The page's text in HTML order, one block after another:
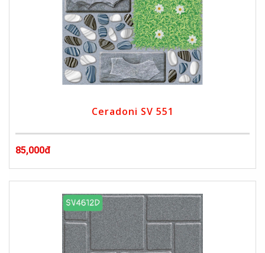
Ceradoni SV 551
85,000đ